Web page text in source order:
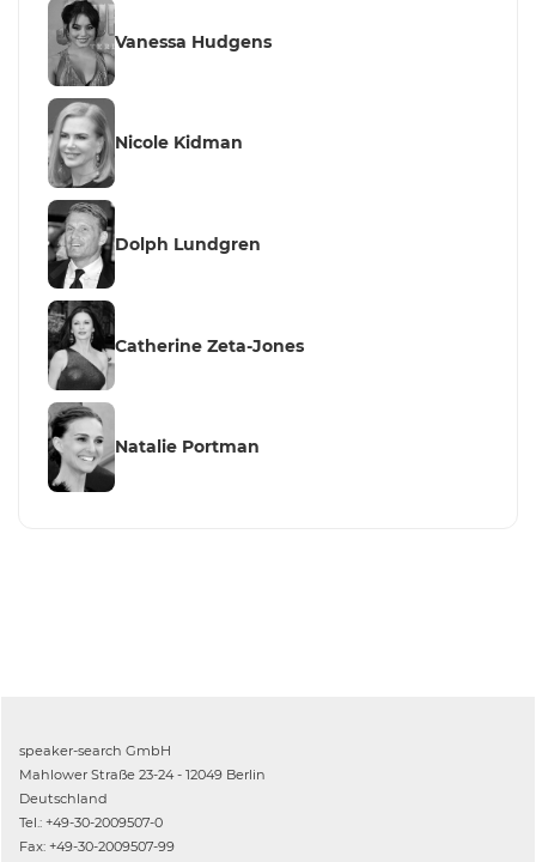
Vanessa Hudgens
Nicole Kidman
Dolph Lundgren
Catherine Zeta-Jones
Natalie Portman
speaker-search GmbH
Mahlower Straße 23-24 - 12049 Berlin
Deutschland
Tel.: +49-30-2009507-0
Fax: +49-30-2009507-99